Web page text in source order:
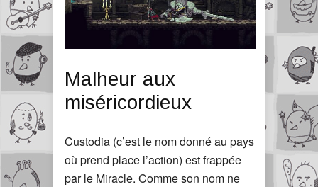
Malheur aux
miséricordieux
Custodia (c’est le nom donné au pays
où prend place l’action) est frappée
par le Miracle. Comme son nom ne